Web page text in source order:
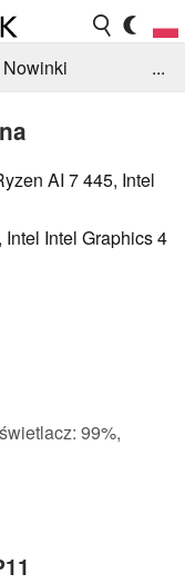
Nowinki
...
AI 7 445, Intel
Intel Graphics 4
99%,